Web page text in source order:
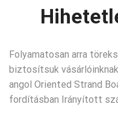
Folyamatosan arra
biztosítsuk
angol Oriented Strand
fordításban Irányított